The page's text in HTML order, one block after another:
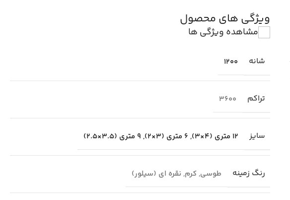
ویژگی های محصول
مشاهده ویژگی ها
شانه 1200
تراکم 3600
سایز 12 متری (4×3) , 6 متری (3×2) , 9 متری (3.5×2.5)
رنگ زمینه طوسی, کرم, نقره ای (سیلور)